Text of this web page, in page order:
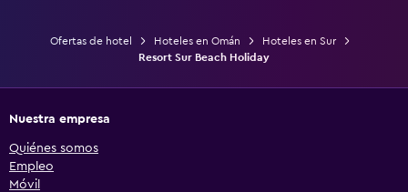
Ofertas de hotel Hoteles en Omán
Hoteles en Sur
Resort Sur Beach Holiday
Nuestra empresa
Quiénes somos
Empleo
Móvil